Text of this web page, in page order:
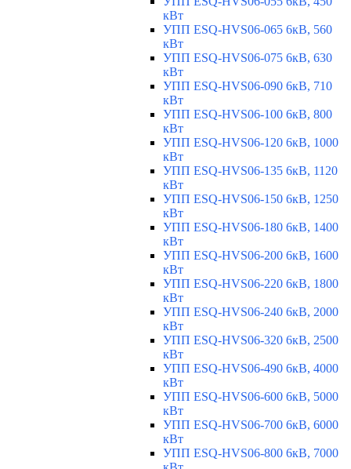
кВт
УПП ESQ-HVS06-065 6кВ, 560
кВт
УПП ESQ-HVS06-075 6кВ, 630
кВт
УПП ESQ-HVS06-090 6кВ, 710
кВт
УПП ESQ-HVS06-100 6кВ, 800
кВт
УПП ESQ-HVS06-120 6кВ, 1000
кВт
УПП ESQ-HVS06-135 6кВ, 1120
кВт
УПП ESQ-HVS06-150 6кВ, 1250
кВт
УПП ESQ-HVS06-180 6кВ, 1400
кВт
УПП ESQ-HVS06-200 6кВ, 1600
кВт
УПП ESQ-HVS06-220 6кВ, 1800
кВт
УПП ESQ-HVS06-240 6кВ, 2000
кВт
УПП ESQ-HVS06-320 6кВ, 2500
кВт
УПП ESQ-HVS06-490 6кВ, 4000
кВт
УПП ESQ-HVS06-600 6кВ, 5000
кВт
УПП ESQ-HVS06-700 6кВ, 6000
кВт
УПП ESQ-HVS06-800 6кВ, 7000